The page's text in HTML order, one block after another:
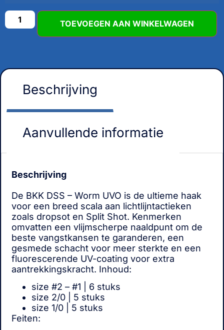
TOEVOEGEN AAN WINKELWAGEN
Beschrijving
Aanvullende informatie
Beschrijving
De BKK DSS – Worm UVO is de ultieme haak
voor een breed scala aan lichtlijntactieken
zoals dropsot en Split Shot. Kenmerken
omvatten een vlijmscherpe naaldpunt om de
beste vangstkansen te garanderen, een
gesmede schacht voor meer sterkte en een
fluorescerende UV-coating voor extra
aantrekkingskracht. Inhoud:
size #2 – #1 | 6 stuks
size 2/0 | 5 stuks
size 1/0 | 5 stuks
Feiten: